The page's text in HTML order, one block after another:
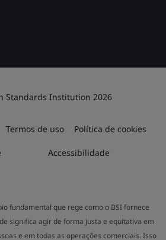
Standards Institution 2026
Termos de uso Política de cookies
Accessibilidade
fundamental que rege como o BSI fornece
significa agir de forma justa e equitativa em
e em todas as operações comerciais. Isso